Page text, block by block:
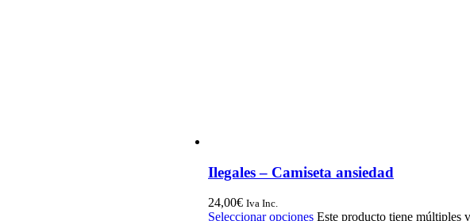
Ilegales – Camiseta ansiedad
24,00€ Iva Inc.
Seleccionar opciones Este producto tiene múltiples